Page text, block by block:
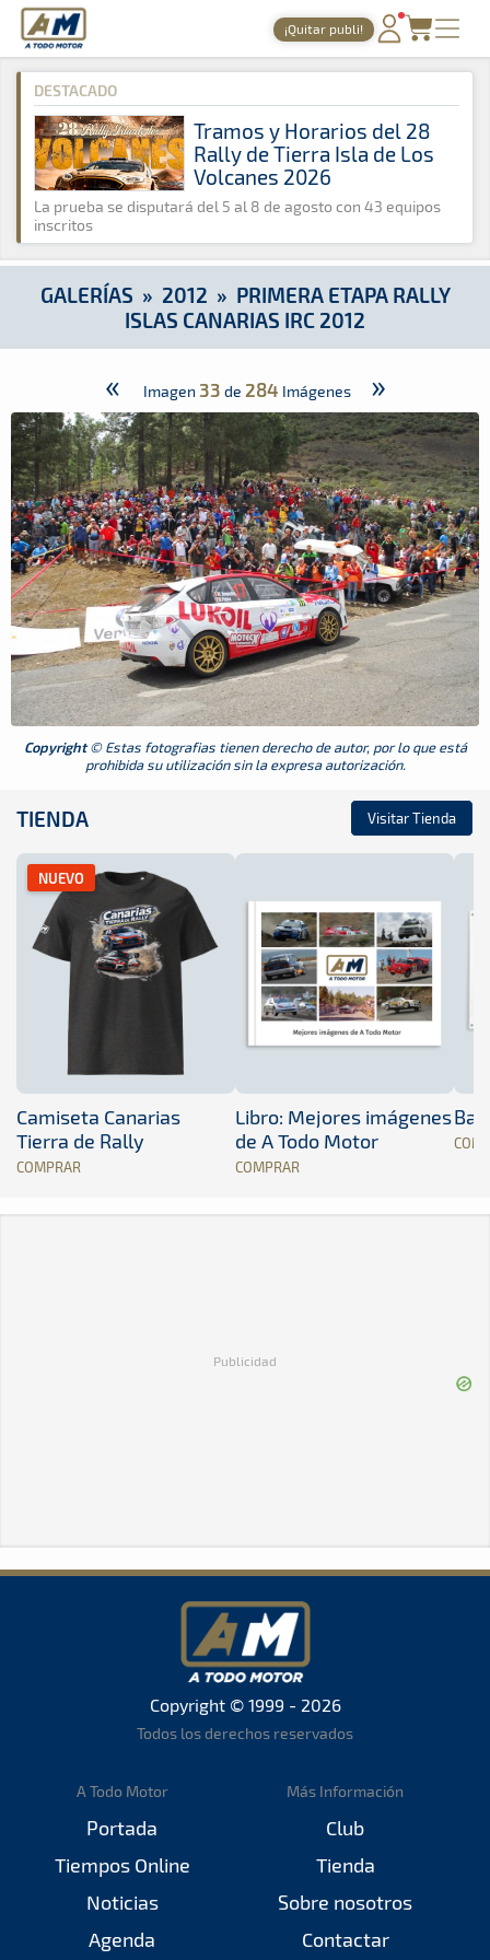
A Todo Motor · Revista del motor desde 1999
¡Quitar publi!
PORTADA
TIEMPOS ONLINE
NOTICIAS
AGENDA
GALERÍAS
TIENDA
ARCHIVO
A Todo Motor » Galerías » 2012 » Primera Etapa Rally Islas
DESTACADO
Tramos y Horarios del 28
Rally de Tierra Isla de Los
Volcanes 2026
La prueba se disputará del 5 al 8 de agosto con 43 equipos
inscritos
GALERÍAS » 2012 » PRIMERA ETAPA RALLY
ISLAS CANARIAS IRC 2012
« Imagen 33 de 284 Imágenes »
Copyright© Estas fotografias tienen derecho de autor, por lo que está
prohibida su utilización sin la expresa autorización.
TIENDA Visitar Tienda
NUEVO
Camiseta Canarias
Tierra de Rally
COMPRAR
Libro: Mejores imágenes
de A Todo Motor
COMPRAR
Publicidad
Copyright © 1999 - 2026
Todos los derechos reservados
A Todo Motor
Portada
Tiempos Online
Noticias
Agenda
Más Información
Club
Tienda
Sobre nosotros
Contactar